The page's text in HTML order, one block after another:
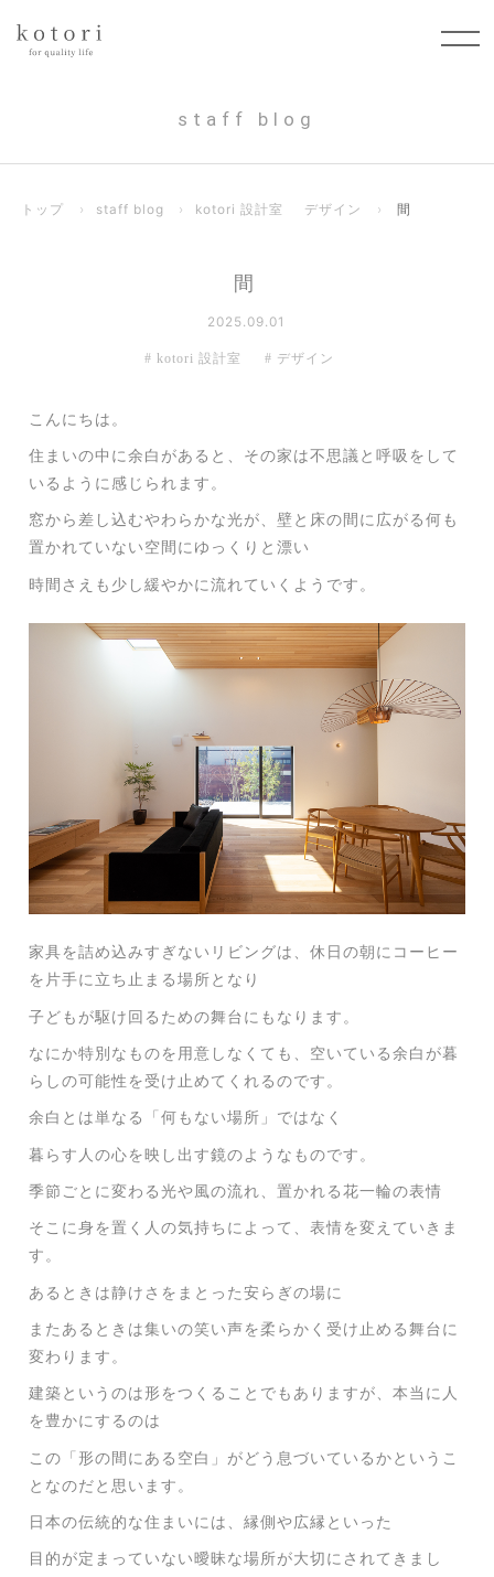
staff blog
トップ › staff blog › kotori 設計室 デザイン › 間
間
2025.09.01
kotori 設計室 デザイン
こんにちは。
住まいの中に余白があると、その家は不思議と呼吸をして
いるように感じられます。
窓から差し込むやわらかな光が、壁と床の間に広がる何も
置かれていない空間にゆっくりと漂い
時間さえも少し緩やかに流れていくようです。
家具を詰め込みすぎないリビングは、休日の朝にコーヒー
を片手に立ち止まる場所となり
子どもが駆け回るための舞台にもなります。
なにか特別なものを用意しなくても、空いている余白が暮
らしの可能性を受け止めてくれるのです。
余白とは単なる「何もない場所」ではなく
暮らす人の心を映し出す鏡のようなものです。
季節ごとに変わる光や風の流れ、置かれる花一輪の表情
そこに身を置く人の気持ちによって、表情を変えていきま
す。
あるときは静けさをまとった安らぎの場に
またあるときは集いの笑い声を柔らかく受け止める舞台に
変わります。
建築というのは形をつくることでもありますが、本当に人
を豊かにするのは
この「形の間にある空白」がどう息づいているかというこ
となのだと思います。
日本の伝統的な住まいには、縁側や広縁といった
目的が定まっていない曖昧な場所が大切にされてきまし